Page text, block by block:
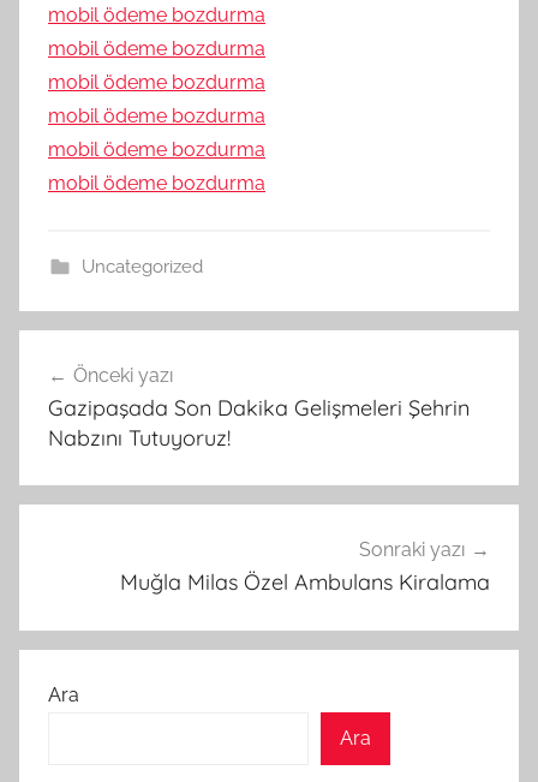
mobil ödeme bozdurma
mobil ödeme bozdurma
mobil ödeme bozdurma
mobil ödeme bozdurma
mobil ödeme bozdurma
mobil ödeme bozdurma
Uncategorized
gezinmesi
Önceki yazı
Gazipaşada Son Dakika Gelişmeleri Şehrin
Nabzını Tutuyoruz!
Sonraki yazı
Muğla Milas Özel Ambulans Kiralama
Ara
Ara